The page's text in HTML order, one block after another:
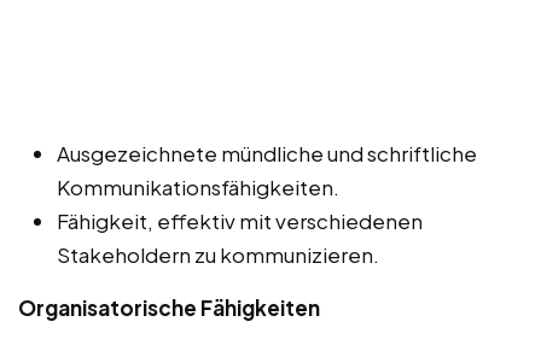
Ausgezeichnete mündliche und schriftliche
Kommunikationsfähigkeiten.
Fähigkeit, effektiv mit verschiedenen
Stakeholdern zu kommunizieren.
Organisatorische Fähigkeiten